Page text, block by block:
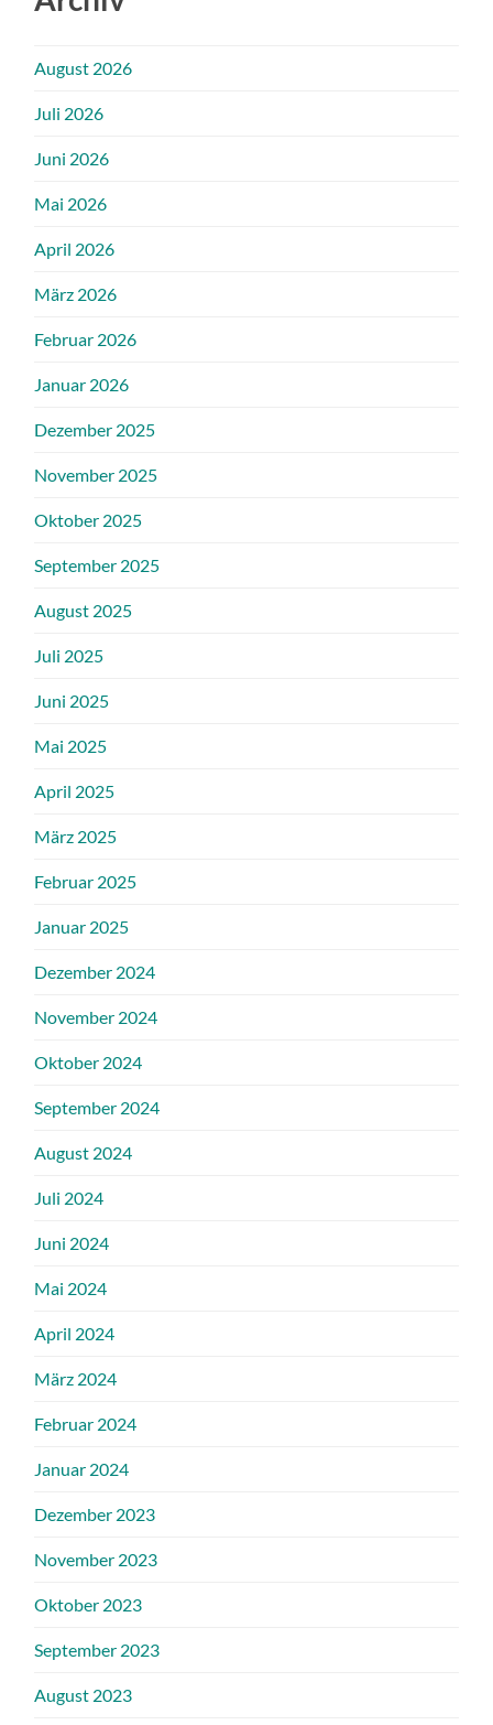
August 2026
Juli 2026
Juni 2026
Mai 2026
April 2026
März 2026
Februar 2026
Januar 2026
Dezember 2025
November 2025
Oktober 2025
September 2025
August 2025
Juli 2025
Juni 2025
Mai 2025
April 2025
März 2025
Februar 2025
Januar 2025
Dezember 2024
November 2024
Oktober 2024
September 2024
August 2024
Juli 2024
Juni 2024
Mai 2024
April 2024
März 2024
Februar 2024
Januar 2024
Dezember 2023
November 2023
Oktober 2023
September 2023
August 2023